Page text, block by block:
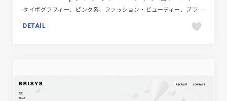
タイポグラフィー、ピンク系、ファッション・ビューティー、ブランド・サービスサイト、ホワイト系、ポップ、大きめ写真
DETAIL